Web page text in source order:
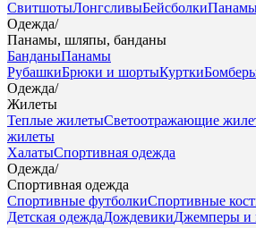
СвитшотыЛонгсливыБейсболки
Одежда/
Панамы, шляпы, банданы
БанданыПанамы
РубашкиБрюки и шортыКуртки
Одежда/
Жилеты
Теплые жилетыСветоотражающие
жилеты
ХалатыСпортивная одежда
Одежда/
Спортивная одежда
Спортивные футболкиСпортивные
Детская одеждаДождевикиДжемперы и